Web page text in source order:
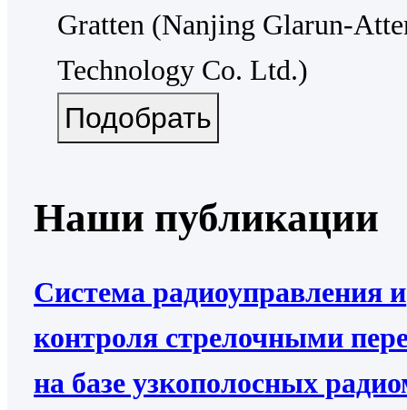
Gratten (Nanjing Glarun-
Technology Co. Ltd.)
Наши публикации
Система радиоуправления и
контроля стрелочными
на базе узкополосных